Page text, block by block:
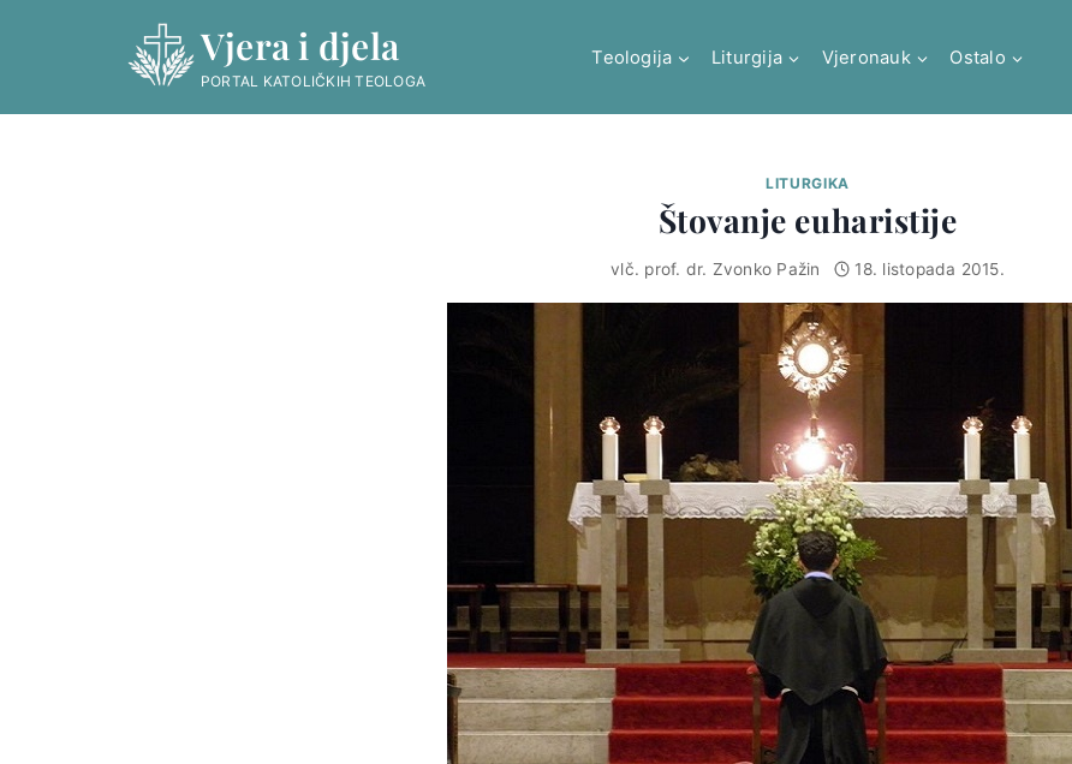
Vjera i djela
PORTAL KATOLIČKIH TEOLOGA
Teologija Liturgija Vjeronauk Ostalo
LITURGIKA
Štovanje euharistije
vlč. prof. dr. Zvonko Pažin 18. listopada 2015.